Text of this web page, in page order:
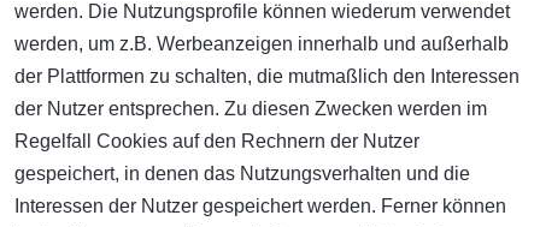
werden. Die Nutzungsprofile können wiederum verwendet
werden, um z.B. Werbeanzeigen innerhalb und außerhalb
der Plattformen zu schalten, die mutmaßlich den Interessen
der Nutzer entsprechen. Zu diesen Zwecken werden im
Regelfall Cookies auf den Rechnern der Nutzer
gespeichert, in denen das Nutzungsverhalten und die
Interessen der Nutzer gespeichert werden. Ferner können